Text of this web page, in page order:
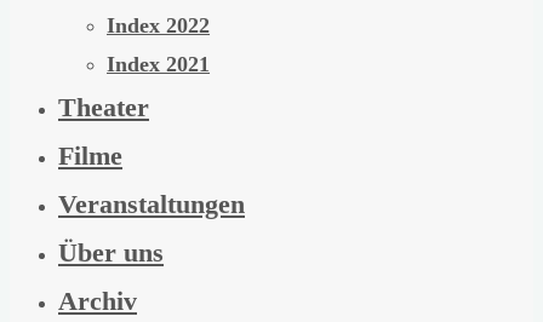
Index 2022
Index 2021
Theater
Filme
Veranstaltungen
Über uns
Archiv